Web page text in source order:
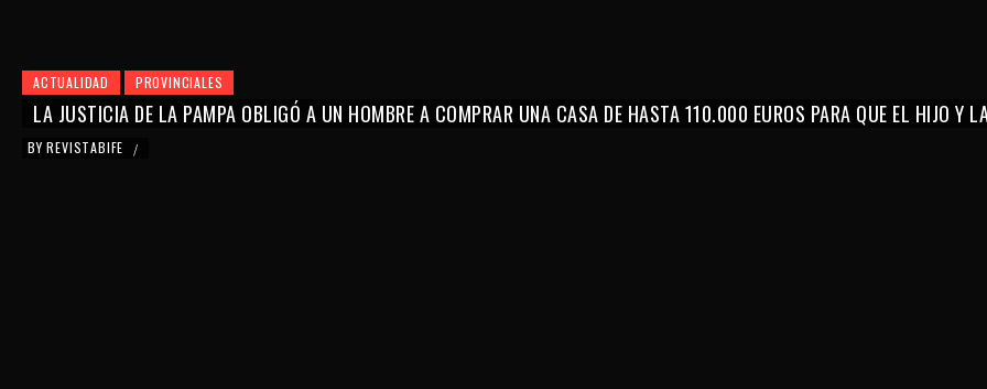
ACTUALIDAD PROVINCIALES
LA JUSTICIA DE LA PAMPA OBLIGÓ A UN HOMBRE A COMPRAR UNA CASA DE HASTA 110.000 EUROS PARA QUE EL HIJO Y
BY REVISTABIFE /